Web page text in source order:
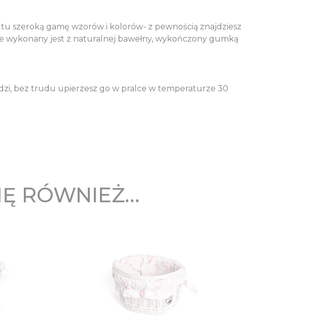
szeroką gamę wzorów i kolorów- z pewnością znajdziesz
wykonany jest z naturalnej bawełny, wykończony gumką
bez trudu upierzesz go w pralce w temperaturze 30
RÓWNIEŻ…